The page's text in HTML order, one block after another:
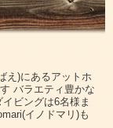
え)にあるアットホ
バラエティ豊かな
イビングは6名様ま
イノドマリ)も